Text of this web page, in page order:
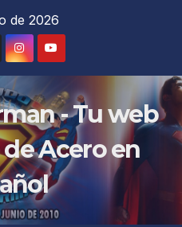
de 2026
- Tu web
Acero en